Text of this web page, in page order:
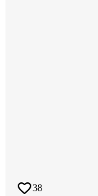
38